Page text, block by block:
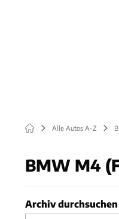
Alle Autos A-Z
BMW M4
Archiv durchsuchen